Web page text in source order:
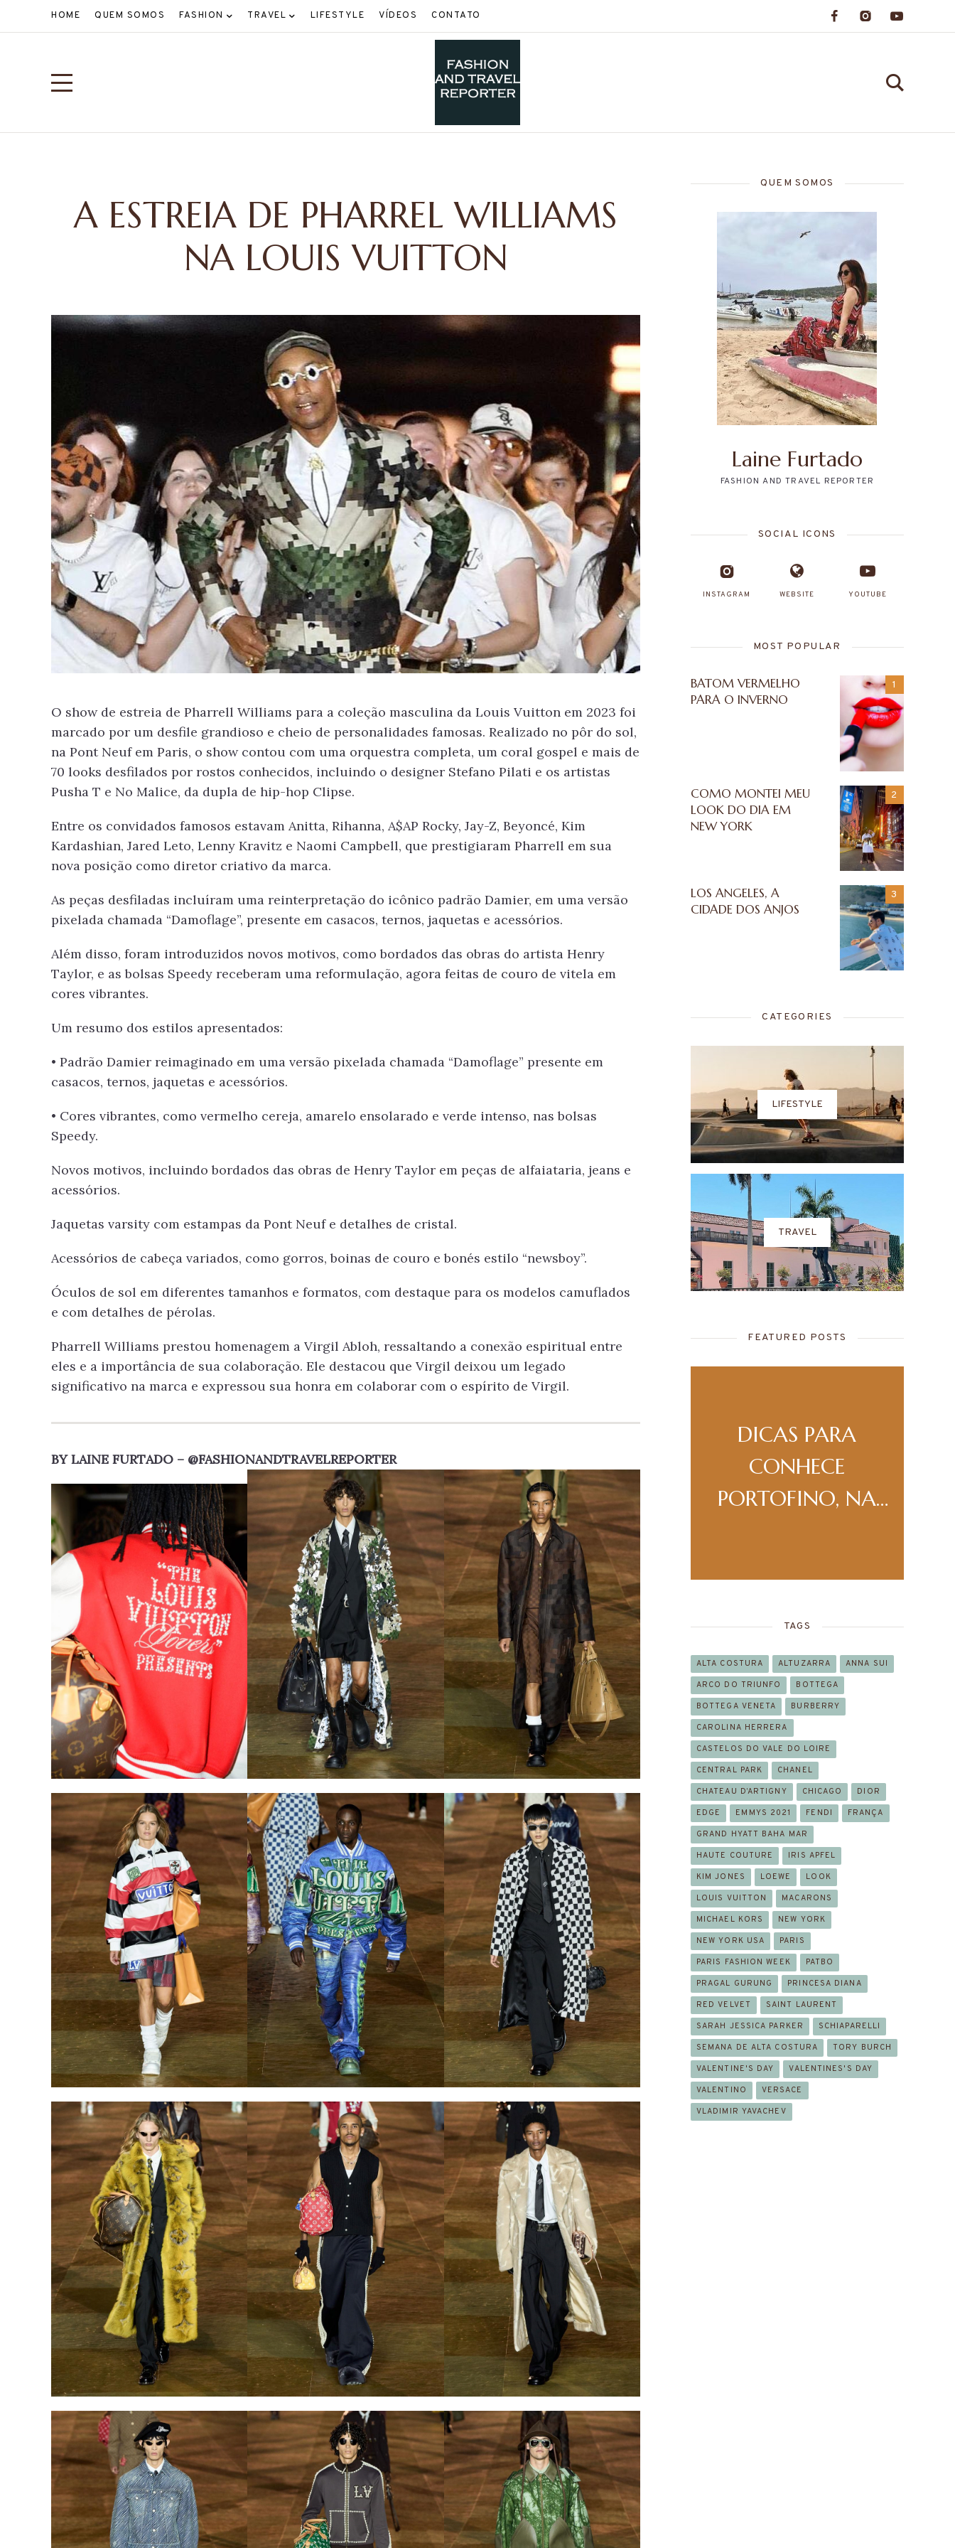
HOME QUEM SOMOS FASHION TRAVEL LIFESTYLE VÍDEOS CONTATO
A ESTREIA DE PHARREL WILLIAMS
NA LOUIS VUITTON
O show de estreia de Pharrell Williams para a coleção masculina da Louis Vuitton em 2023 foi
marcado por um desfile grandioso e cheio de personalidades famosas. Realizado no pôr do sol,
na Pont Neuf em Paris, o show contou com uma orquestra completa, um coral gospel e mais de
70 looks desfilados por rostos conhecidos, incluindo o designer Stefano Pilati e os artistas
Pusha T e No Malice, da dupla de hip-hop Clipse.
Entre os convidados famosos estavam Anitta, Rihanna, A$AP Rocky, Jay-Z, Beyoncé, Kim
Kardashian, Jared Leto, Lenny Kravitz e Naomi Campbell, que prestigiaram Pharrell em sua
nova posição como diretor criativo da marca.
As peças desfiladas incluíram uma reinterpretação do icônico padrão Damier, em uma versão
pixelada chamada “Damoflage”, presente em casacos, ternos, jaquetas e acessórios.
Além disso, foram introduzidos novos motivos, como bordados das obras do artista Henry
Taylor, e as bolsas Speedy receberam uma reformulação, agora feitas de couro de vitela em
cores vibrantes.
Um resumo dos estilos apresentados:
• Padrão Damier reimaginado em uma versão pixelada chamada “Damoflage” presente em
casacos, ternos, jaquetas e acessórios.
• Cores vibrantes, como vermelho cereja, amarelo ensolarado e verde intenso, nas bolsas
Speedy.
Novos motivos, incluindo bordados das obras de Henry Taylor em peças de alfaiataria, jeans e
acessórios.
Jaquetas varsity com estampas da Pont Neuf e detalhes de cristal.
Acessórios de cabeça variados, como gorros, boinas de couro e bonés estilo “newsboy”.
Óculos de sol em diferentes tamanhos e formatos, com destaque para os modelos camuflados
e com detalhes de pérolas.
Pharrell Williams prestou homenagem a Virgil Abloh, ressaltando a conexão espiritual entre
eles e a importância de sua colaboração. Ele destacou que Virgil deixou um legado
significativo na marca e expressou sua honra em colaborar com o espírito de Virgil.
BY LAINE FURTADO – @FASHIONANDTRAVELREPORTER
QUEM SOMOS
Laine Furtado
FASHION AND TRAVEL REPORTER
SOCIAL ICONS
INSTAGRAM WEBSITE YOUTUBE
MOST POPULAR
BATOM VERMELHO
PARA O INVERNO
COMO MONTEI MEU
LOOK DO DIA EM
NEW YORK
LOS ANGELES, A
CIDADE DOS ANJOS
CATEGORIES
LIFESTYLE
TRAVEL
FEATURED POSTS
A ARTE VESTÍVEL
DE TON COSTA
DECORAÇÃO DA
SUA CASA
DICAS PARA
CONHECE
PORTOFINO, NA
TAGS
ALTA COSTURA ALTUZARRA ANNA SUI
ARCO DO TRIUNFO BOTTEGA
BOTTEGA VENETA BURBERRY
CAROLINA HERRERA
CASTELOS DO VALE DO LOIRE
CENTRAL PARK CHANEL
CHATEAU D’ARTIGNY CHICAGO DIOR
EDGE EMMYS 2021 FENDI FRANÇA
GRAND HYATT BAHA MAR
HAUTE COUTURE IRIS APFEL
KIM JONES LOEWE LOOK
LOUIS VUITTON MACARONS
MICHAEL KORS NEW YORK
NEW YORK USA PARIS
PARIS FASHION WEEK PATBO
PRAGAL GURUNG PRINCESA DIANA
RED VELVET SAINT LAURENT
SARAH JESSICA PARKER SCHIAPARELLI
SEMANA DE ALTA COSTURA TORY BURCH
VALENTINE'S DAY VALENTINES'S DAY
VALENTINO VERSACE
VLADIMIR YAVACHEV